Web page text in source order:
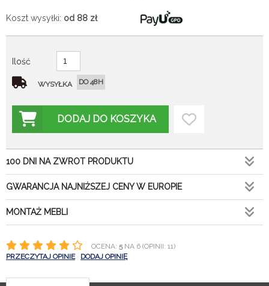
Koszt wysyłki: od 88 zł
Ilość
WYSYŁKA DO 48H
DODAJ DO KOSZYKA
100 DNI NA ZWROT PRODUKTU
GWARANCJA NAJNIŻSZEJ CENY W EUROPIE
MONTAŻ MEBLI
OCENA: 5NA 6 (OPINII: 11)
PRZECZYTAJ OPINIE
DODAJ OPINIĘ